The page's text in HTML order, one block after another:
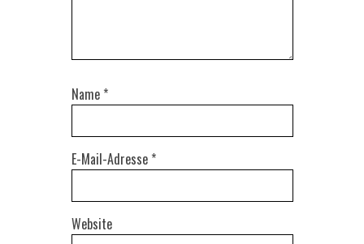
Name *
E-Mail-Adresse *
Website